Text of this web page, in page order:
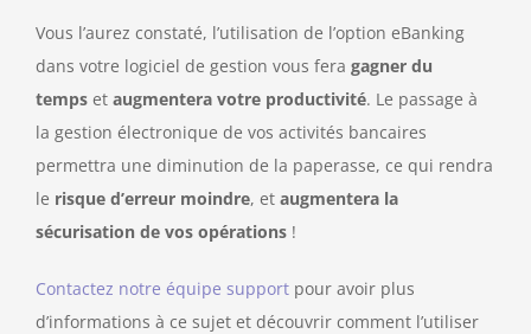
Vous l’aurez constaté, l’utilisation de l’option eBanking
dans votre logiciel de gestion vous fera gagner du
temps et augmentera votre productivité. Le passage à
la gestion électronique de vos activités bancaires
permettra une diminution de la paperasse, ce qui rendra
le risque d’erreur moindre, et augmentera la
sécurisation de vos opérations !
Contactez notre équipe support pour avoir plus
d’informations à ce sujet et découvrir comment l’utiliser